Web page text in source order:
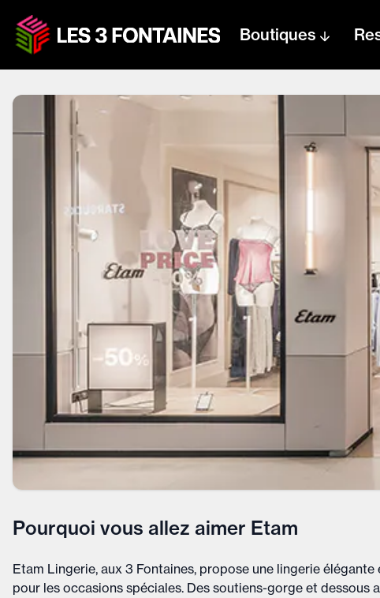
Centre text logo
Boutiques
Pourquoi vous allez aimer Etam
Etam Lingerie, aux 3 Fontaines, propose une lingerie
pour les occasions spéciales. Des soutiens-gorge et